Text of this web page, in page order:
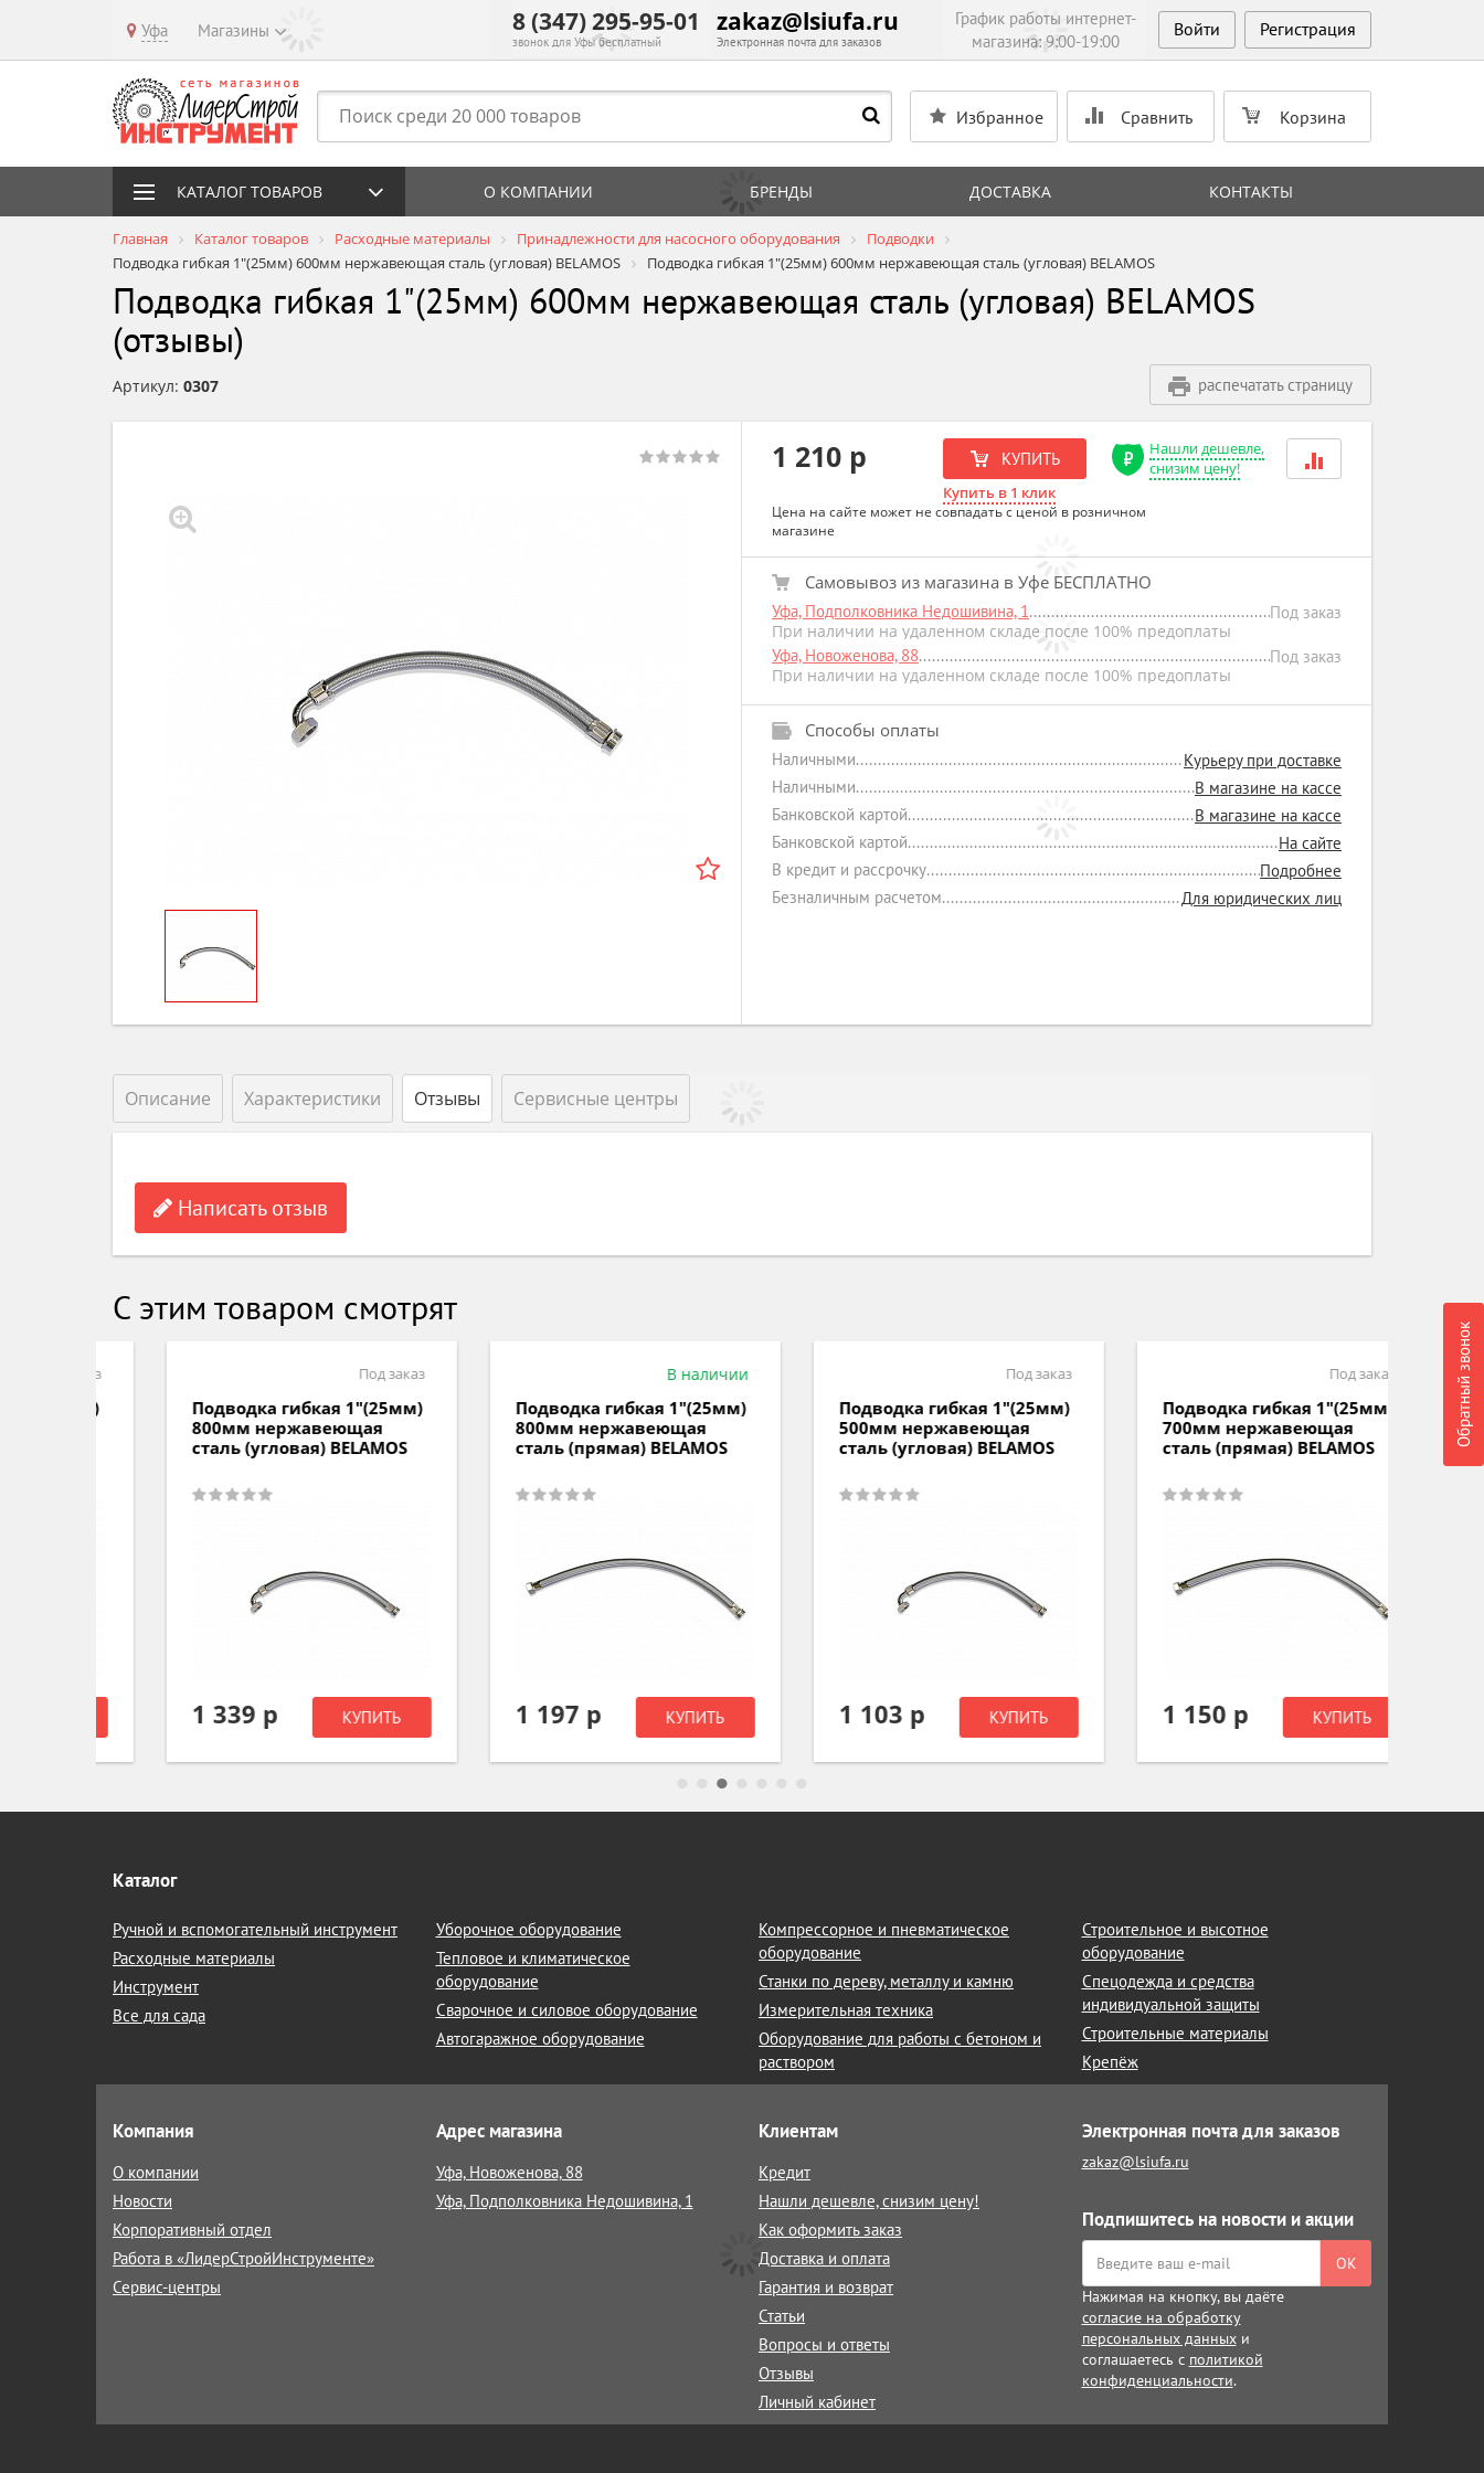
Уфа Магазины 8 (347) 295-95-01
звонок для Уфы бесплатный
zakaz@lsiufa.ru
Электронная почта для заказов
График работы интернет-
магазина: 9:00-19:00
Войти Регистрация
Избранное Сравнить Корзина
Обратный звонок
КАТАЛОГ ТОВАРОВ О КОМПАНИИ БРЕНДЫ ДОСТАВКА КОНТАКТЫ
Главная Каталог товаров Расходные материалы Принадлежности для насосного оборудования
Подводки
Подводка гибкая 1"(25мм) 600мм нержавеющая сталь (угловая) BELAMOS
Подводка гибкая 1"(25мм) 600мм нержавеющая сталь (угловая) BELAMOS
Подводка гибкая 1"(25мм) 600мм нержавеющая сталь (угловая) BELAMOS
(отзывы)
распечатать страницу
Артикул: 0307
1 210 р КУПИТЬ
Купить в 1 клик
Нашли дешевле,
снизим цену!
Цена на сайте может не совпадать с ценой в розничном
магазине
Самовывоз из магазина в Уфе БЕСПЛАТНО
Уфа, Подполковника Недошивина, 1
Под заказ
При наличии на удаленном складе после 100% предоплаты
Уфа, Новоженова, 88
Под заказ
При наличии на удаленном складе после 100% предоплаты
Способы оплаты
Наличными
Курьеру при доставке
Наличными
В магазине на кассе
Банковской картой
В магазине на кассе
Банковской картой
На сайте
В кредит и рассрочку
Подробнее
Безналичным расчетом
Для юридических лиц
Описание Характеристики Отзывы Сервисные центры
Написать отзыв
С этим товаром смотрят
Под заказ
Подводка гибкая 1"(25мм)
800мм нержавеющая
сталь (угловая) BELAMOS
1 339 р КУПИТЬ
В наличии
Подводка гибкая 1"(25мм)
800мм нержавеющая
сталь (прямая) BELAMOS
1 197 р КУПИТЬ
Под заказ
Подводка гибкая 1"(25мм)
500мм нержавеющая
сталь (угловая) BELAMOS
1 103 р КУПИТЬ
Под заказ
Подводка гибкая 1"(25мм)
700мм нержавеющая
сталь (прямая) BELAMOS
1 150 р КУПИТЬ
Каталог
Ручной и вспомогательный инструмент
Расходные материалы
Инструмент
Все для сада
Уборочное оборудование
Тепловое и климатическое
оборудование
Сварочное и силовое оборудование
Автогаражное оборудование
Компрессорное и пневматическое
оборудование
Станки по дереву, металлу и камню
Измерительная техника
Оборудование для работы с бетоном и
раствором
Строительное и высотное
оборудование
Спецодежда и средства
индивидуальной защиты
Строительные материалы
Крепёж
Компания
О компании
Новости
Корпоративный отдел
Работа в «ЛидерСтройИнструменте»
Сервис-центры
Адрес магазина
Уфа, Новоженова, 88
Уфа, Подполковника Недошивина, 1
Клиентам
Кредит
Нашли дешевле, снизим цену!
Как оформить заказ
Доставка и оплата
Гарантия и возврат
Статьи
Вопросы и ответы
Отзывы
Личный кабинет
Электронная почта для заказов
zakaz@lsiufa.ru
Подпишитесь на новости и акции
ОК
Нажимая на кнопку, вы даёте
согласие на обработку
персональных данныхи
соглашаетесь с политикой
конфиденциальности.